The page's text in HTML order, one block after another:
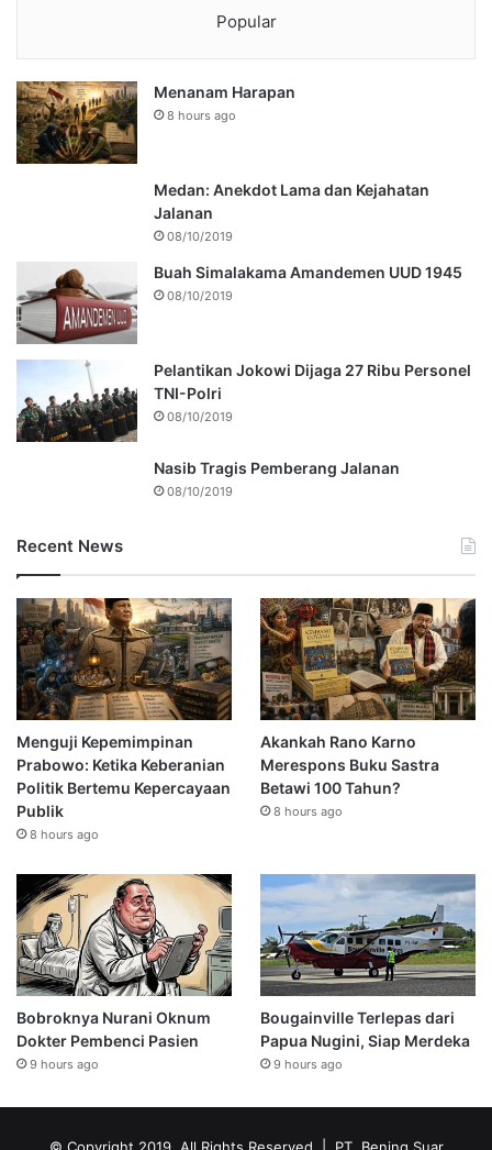
Popular
Menanam Harapan
8 hours ago
Medan: Anekdot Lama dan Kejahatan
Jalanan
08/10/2019
Buah Simalakama Amandemen UUD 1945
08/10/2019
Pelantikan Jokowi Dijaga 27 Ribu Personel
TNI-Polri
08/10/2019
Nasib Tragis Pemberang Jalanan
08/10/2019
Recent News
Menguji Kepemimpinan
Prabowo: Ketika Keberanian
Politik Bertemu Kepercayaan
Publik
8 hours ago
Akankah Rano Karno
Merespons Buku Sastra
Betawi 100 Tahun?
8 hours ago
Bobroknya Nurani Oknum
Dokter Pembenci Pasien
9 hours ago
Bougainville Terlepas dari
Papua Nugini, Siap Merdeka
9 hours ago